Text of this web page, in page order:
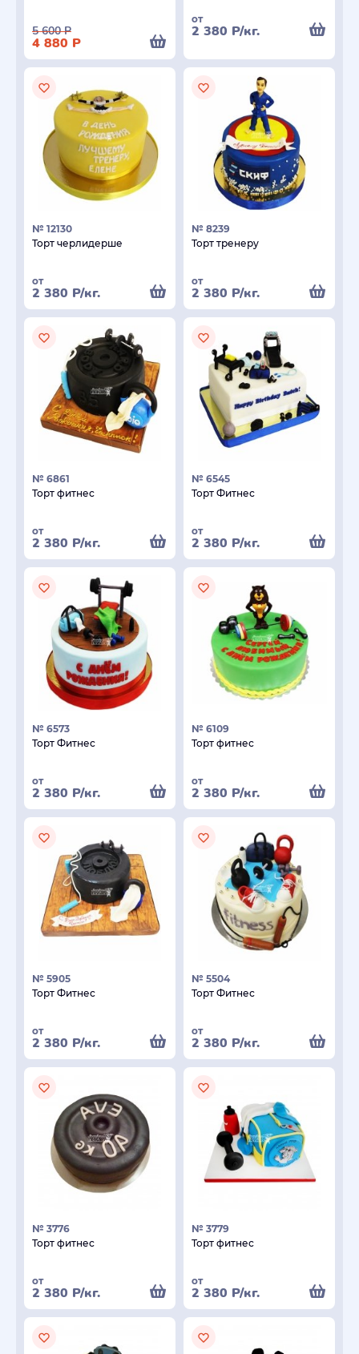
5 600Р
4 880 Р
от
2 380 Р/кг.
№ 12130
Торт черлидерше
от
2 380 Р/кг.
№ 8239
Торт тренеру
от
2 380 Р/кг.
№ 6861
Торт фитнес
от
2 380 Р/кг.
№ 6545
Торт Фитнес
от
2 380 Р/кг.
№ 6573
Торт Фитнес
от
2 380 Р/кг.
№ 6109
Торт фитнес
от
2 380 Р/кг.
№ 5905
Торт Фитнес
от
2 380 Р/кг.
№ 5504
Торт Фитнес
от
2 380 Р/кг.
№ 3776
Торт фитнес
от
2 380 Р/кг.
№ 3779
Торт фитнес
от
2 380 Р/кг.